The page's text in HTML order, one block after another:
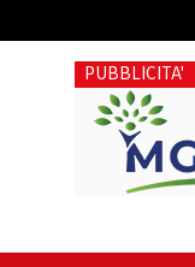
PUBBLICITA'